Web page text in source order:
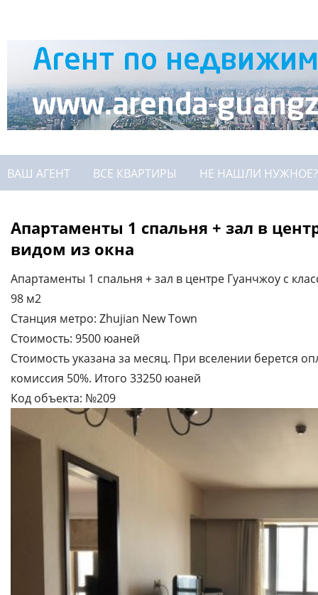
ВАШ АГЕНТ ВСЕ КВАРТИРЫ НЕ НАШЛИ НУЖНОЕ?
Апартаменты 1 спальня + зал в
видом из окна
Апартаменты 1 спальня + зал в центре Гуанчжоу с
98 м2
Станция метро: Zhujian New Town
Стоимость: 9500 юаней
Стоимость указана за месяц. При вселении берется
комиссия 50%. Итого 33250 юаней
Код объекта: №209